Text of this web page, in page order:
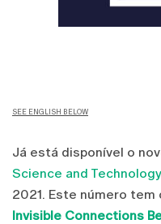
SEE ENGLISH BELOW
Já está disponível o
Science and
2021. Este número tem
Invisible Connections